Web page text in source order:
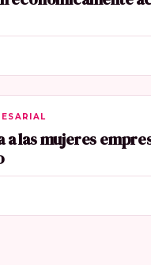
a las mujeres